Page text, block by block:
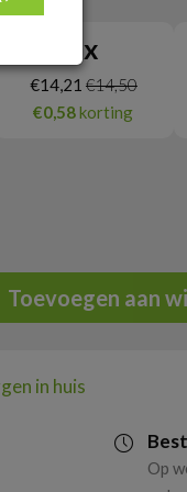
x
€14,21 €14,50
€0,58korting
Toevoegen aan
in huis
Op